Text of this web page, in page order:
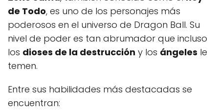
de Todo, es uno de los personajes más
poderosos en el universo de Dragon Ball. Su
nivel de poder es tan abrumador que incluso
los dioses de la destrucción y los ángeles le
temen.
Entre sus habilidades más destacadas se
encuentran: